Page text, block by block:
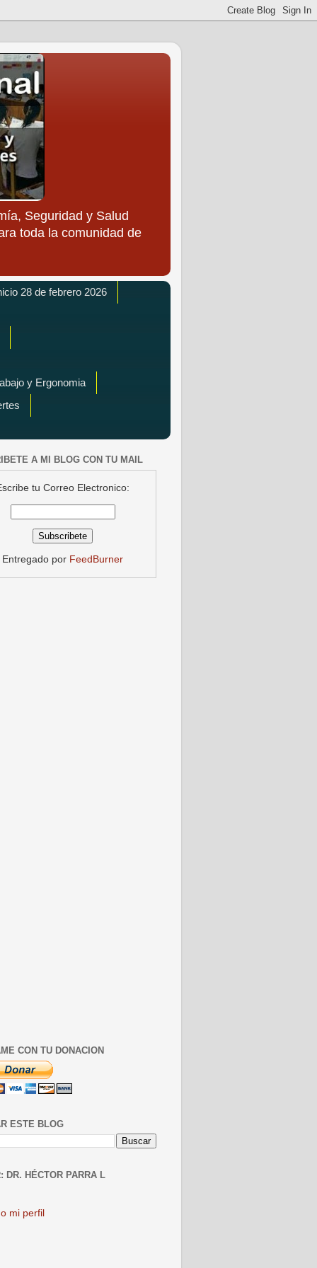
Seguridad y Salud
toda la comunidad de
28 de febrero 2026
y Ergonomia
A MI BLOG CON TU MAIL
tu Correo Electronico:
Entregado por FeedBurner
CON TU DONACION
ESTE BLOG
DR. HÉCTOR PARRA L
mi perfil